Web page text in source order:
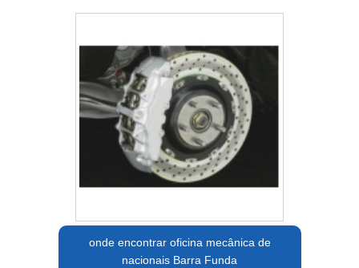
onde encontrar oficina mecânica de
nacionais Barra Funda